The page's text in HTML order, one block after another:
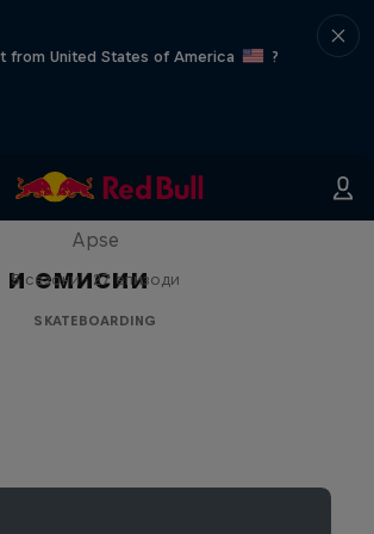
from United States of America
?
емисии
Skate Tales
Apse
5 сезони · 27 епизоди
SKATEBOARDING